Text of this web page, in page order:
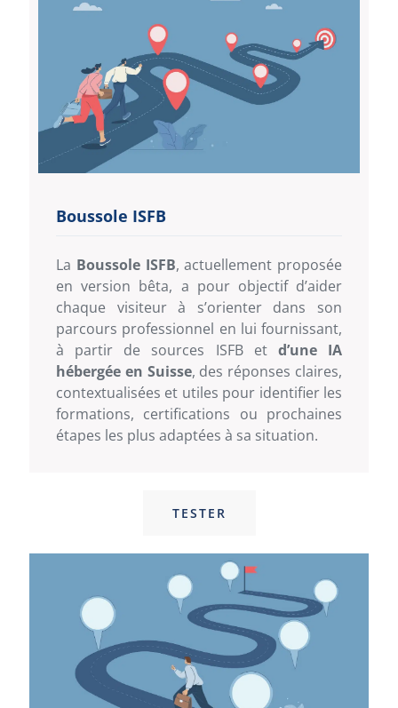
Boussole ISFB
La Boussole ISFB, actuellement proposée
en version bêta, a pour objectif d’aider
chaque visiteur à s’orienter dans son
parcours professionnel en lui fournissant,
à partir de sources ISFB et d’une IA
hébergée en Suisse, des réponses claires,
contextualisées et utiles pour identifier les
formations, certifications ou prochaines
étapes les plus adaptées à sa situation.
TESTER